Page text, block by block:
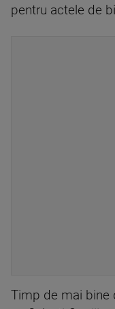
pentru actele de
Timp de mai bine